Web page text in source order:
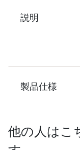
説明
製品仕様
他の人はこ